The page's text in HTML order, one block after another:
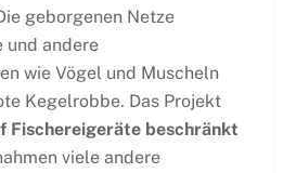
geborgenen Netze
und andere
wie Vögel und Muscheln
Kegelrobbe. Das Projekt
Fischereigeräte beschränkt
viele andere